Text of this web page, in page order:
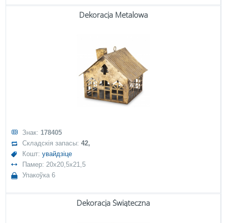
Dekoracja Metalowa
Знак: 178405
Складскія запасы:42,
Кошт:увайдзіце
Памер: 20x20,5x21,5
Упакоўка 6
Dekoracja Świąteczna